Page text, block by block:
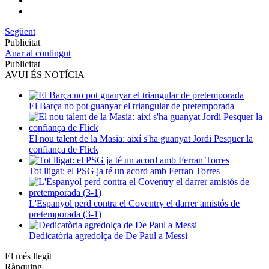
Següent
Publicitat
Anar al contingut
Publicitat
AVUI ÉS NOTÍCIA
El Barça no pot guanyar el triangular de pretemporada
El nou talent de la Masia: així s'ha guanyat Jordi Pesquer la
confiança de Flick
Tot lligat: el PSG ja té un acord amb Ferran Torres
L'Espanyol perd contra el Coventry el darrer amistós de
pretemporada (3-1)
Dedicatòria agredolça de De Paul a Messi
El més llegit
Rànquing